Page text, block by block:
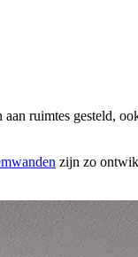
ruimtes gesteld,
zijn zo